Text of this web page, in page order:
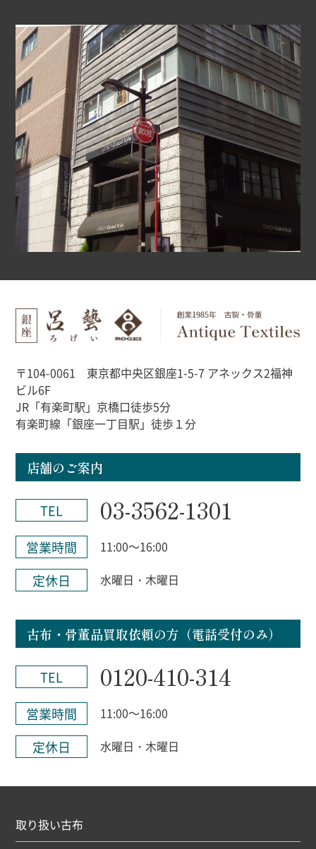
〒104-0061 東京都中央区銀座1-5-7 アネックス2福神
ビル6F
JR「有楽町駅」京橋口徒歩5分
有楽町線「銀座一丁目駅」徒歩１分
店舗のご案内
TEL 03-3562-1301
営業時間 11:00～16:00
定休日 水曜日・木曜日
古布・骨董品買取依頼の方（電話受付のみ）
TEL 0120-410-314
営業時間 11:00～16:00
定休日 水曜日・木曜日
取り扱い古布